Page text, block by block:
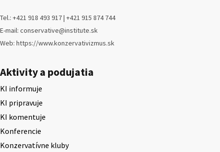
Tel.: +421 918 493 917 | +421 915 874 744
E-mail: conservative@institute.sk
Web: https://www.konzervativizmus.sk
Aktivity a podujatia
KI informuje
KI pripravuje
KI komentuje
Konferencie
Konzervatívne kluby